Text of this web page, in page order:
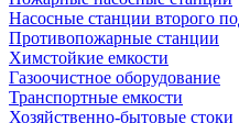
Насосные cтанции второго
Противопожарные станции
Химстойкие емкости
Газоочистное оборудование
Транспортные емкости
Хозяйственно-бытовые стоки